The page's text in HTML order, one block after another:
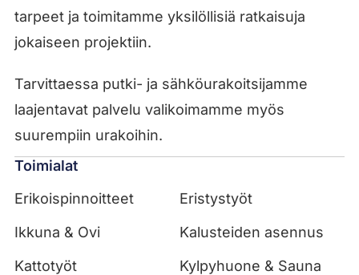
tarpeet ja toimitamme yksilöllisiä ratkaisuja
jokaiseen projektiin.
Tarvittaessa putki- ja sähköurakoitsijamme
laajentavat palvelu valikoimamme myös
suurempiin urakoihin.
Toimialat
Erikoispinnoitteet
Eristystyöt
Ikkuna & Ovi
Kalusteiden asennus
Kattotyöt
Kylpyhuone & Sauna